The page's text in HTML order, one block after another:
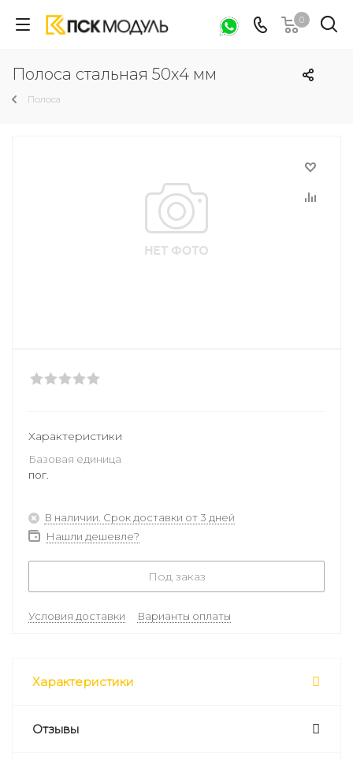
0
Полоса стальная 50х4 мм
Полоса
Характеристики
Базовая единица
пог.
В наличии. Срок доставки от 3 дней
Нашли дешевле?
Под заказ
Условия доставки Варианты оплаты
Характеристики
Отзывы